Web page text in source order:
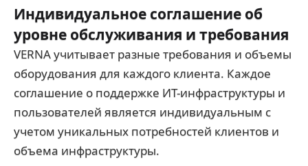
Индивидуальное соглашение об
уровне обслуживания и требования
VERNA учитывает разные требования и объемы
оборудования для каждого клиента. Каждое
соглашение о поддержке ИТ-инфраструктуры и
пользователей является индивидуальным с
учетом уникальных потребностей клиентов и
объема инфраструктуры.